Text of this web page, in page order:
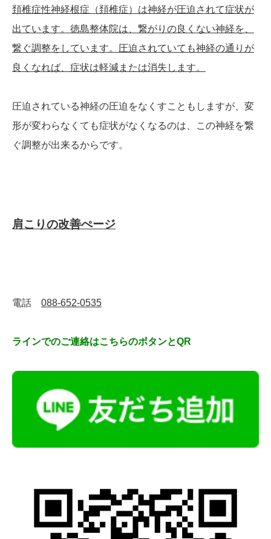
頚椎症性神経根症（頚椎症）は神経が圧迫されて症状が
出ています。徳島整体院は、繋がりの良くない神経を、
繋ぐ調整をしています。圧迫されていても神経の通りが
良くなれば、症状は軽減または消失します。
圧迫されている神経の圧迫をなくすこともしますが、変
形が変わらなくても症状がなくなるのは、この神経を繋
ぐ調整が出来るからです。
肩こりの改善ぺージ
電話 088-652-0535
ラインでのご連絡はこちらのボタンとQR